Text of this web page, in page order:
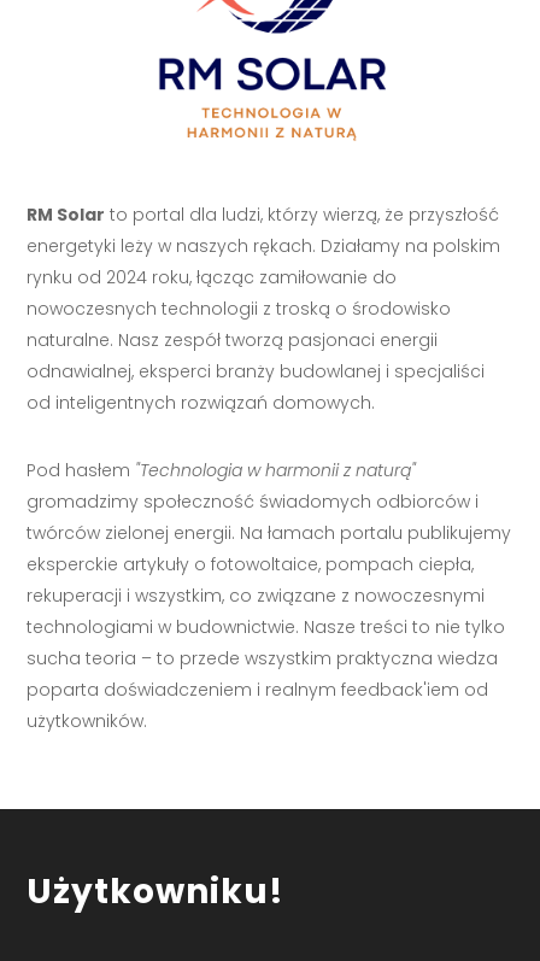
RM Solar to portal dla ludzi, którzy wierzą, że przyszłość
energetyki leży w naszych rękach. Działamy na polskim
rynku od 2024 roku, łącząc zamiłowanie do
nowoczesnych technologii z troską o środowisko
naturalne. Nasz zespół tworzą pasjonaci energii
odnawialnej, eksperci branży budowlanej i specjaliści
od inteligentnych rozwiązań domowych.
Pod hasłem "Technologia w harmonii z naturą"
gromadzimy społeczność świadomych odbiorców i
twórców zielonej energii. Na łamach portalu publikujemy
eksperckie artykuły o fotowoltaice, pompach ciepła,
rekuperacji i wszystkim, co związane z nowoczesnymi
technologiami w budownictwie. Nasze treści to nie tylko
sucha teoria – to przede wszystkim praktyczna wiedza
poparta doświadczeniem i realnym feedback'iem od
użytkowników.
Użytkowniku!